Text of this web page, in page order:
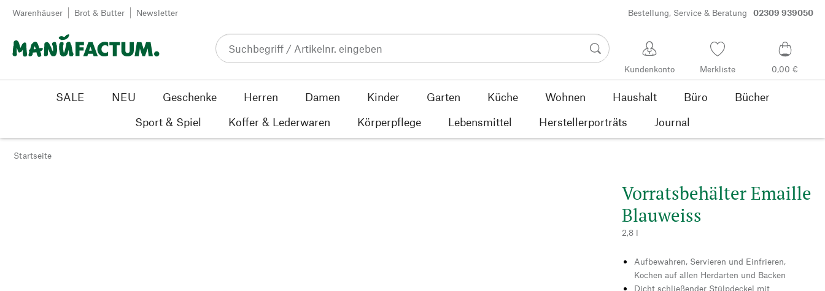
Zum Inhalt springen
Warenhäuser Brot & Butter Newsletter Bestellung, Service & Beratung 02309 939050
Kundenkonto Merkliste 0,00 €
SALE NEU Geschenke Herren Damen Kinder Garten Küche Wohnen Haushalt Büro
Bücher
Sport & Spiel
Koffer & Lederwaren Körperpflege Lebensmittel Herstellerporträts Journal
Startseite
Vorratsbehälter Emaille
Blauweiss
2,8 l
Aufbewahren, Servieren und Einfrieren,
Kochen auf allen Herdarten und Backen
Dicht schließender Stülpdeckel mit